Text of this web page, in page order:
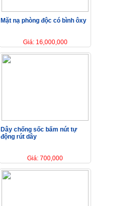
Mặt nạ phòng độc có bình ôxy
Giá: 16,000,000
Dây chống sốc bấm nút tự
động rút dây
Giá: 700,000